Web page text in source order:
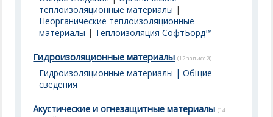
теплоизоляционные материалы |
Неорганические теплоизоляционные
материалы | Теплоизоляция СофтБорд™
Гидроизоляционные материалы (12 записей)
Гидроизоляционные материалы | Общие
сведения
Акустические и огнезащитные материалы (14